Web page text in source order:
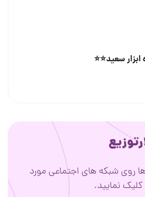
سعید⭐️⭐️
روی شبکه های اجتماعی مورد
نمایید.